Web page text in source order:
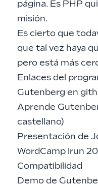
página. Es PHP
misión.
Es cierto que
que tal vez haya
pero está más
Enlaces del
Gutenberg en
Aprende
castellano)
Presentación de
WordCamp Irun
Compatibilidad
Demo de